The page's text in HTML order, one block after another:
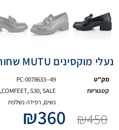
נעלי מוקסינים MUTU שחור מבריק
מק"ט
PC-0078633--49
קטגוריות
COMFEET,S30,SALE
,
נשים, רפידה נשלפת
₪450
₪360